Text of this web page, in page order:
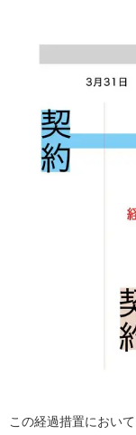
この経過措置におい